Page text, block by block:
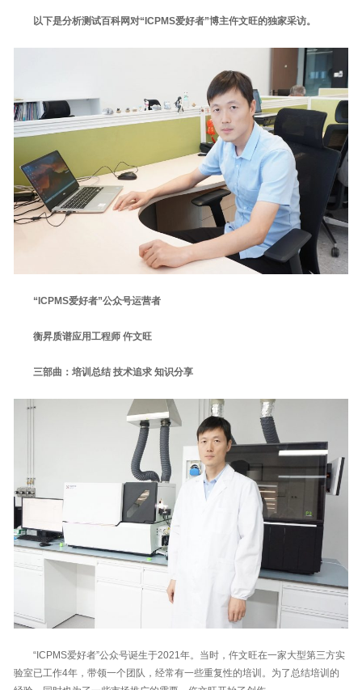
以下是分析测试百科网对“ICPMS爱好者”博主仵文旺的独家采访。
“ICPMS爱好者”公众号运营者
衡昇质谱应用工程师 仵文旺
三部曲：培训总结 技术追求 知识分享
“ICPMS爱好者”公众号诞生于2021年。当时，仵文旺在一家大型第三方实
验室已工作4年，带领一个团队，经常有一些重复性的培训。为了总结培训的